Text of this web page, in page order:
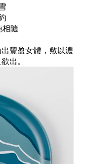
隨
豐盈女體，敷以濃
出。